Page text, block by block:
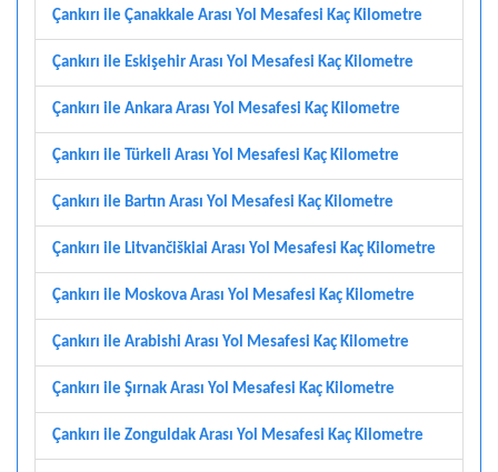
Çankırı ile Çanakkale Arası Yol Mesafesi Kaç Kilometre
Çankırı ile Eskişehir Arası Yol Mesafesi Kaç Kilometre
Çankırı ile Ankara Arası Yol Mesafesi Kaç Kilometre
Çankırı ile Türkeli Arası Yol Mesafesi Kaç Kilometre
Çankırı ile Bartın Arası Yol Mesafesi Kaç Kilometre
Çankırı ile Litvančiškiai Arası Yol Mesafesi Kaç Kilometre
Çankırı ile Moskova Arası Yol Mesafesi Kaç Kilometre
Çankırı ile Arabishi Arası Yol Mesafesi Kaç Kilometre
Çankırı ile Şırnak Arası Yol Mesafesi Kaç Kilometre
Çankırı ile Zonguldak Arası Yol Mesafesi Kaç Kilometre